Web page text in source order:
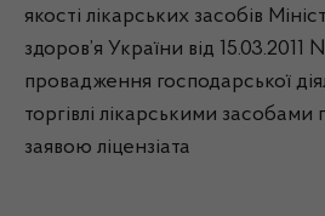
якості лікарських засобів
здоров’я України від 15.03.2011
провадження господарської
торгівлі лікарськими засобами
заявою ліцензіата